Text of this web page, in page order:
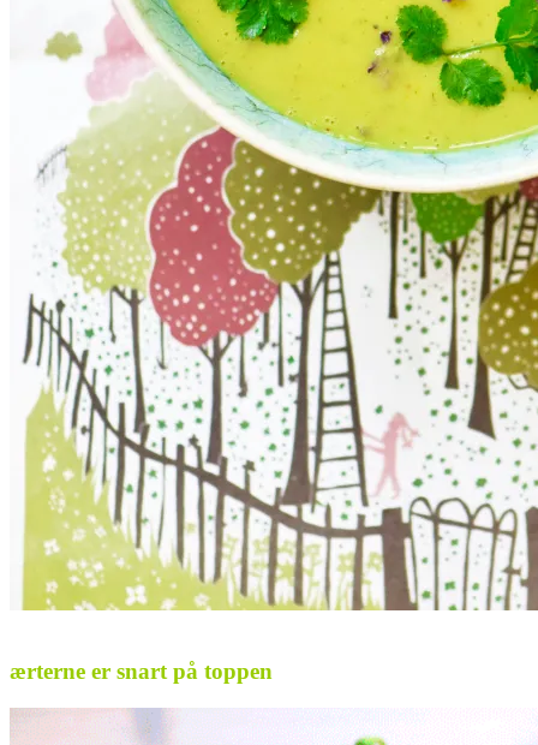
ærterne er snart på toppen